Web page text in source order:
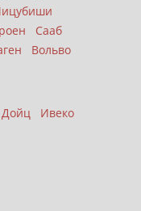
Сааб
Вольво
Дойц
Ивеко